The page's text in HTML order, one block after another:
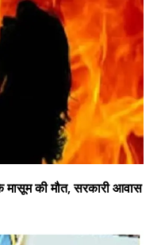
की मौत, सरकारी आवास